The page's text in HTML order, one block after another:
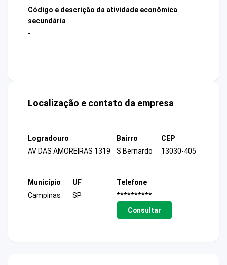
Código e descrição da atividade econômica
secundária
-
Localização e contato da empresa
Logradouro
AV DAS AMOREIRAS 1319
Bairro
S Bernardo
CEP
13030-405
Município
Campinas
UF
SP
Telefone
**********
Consultar